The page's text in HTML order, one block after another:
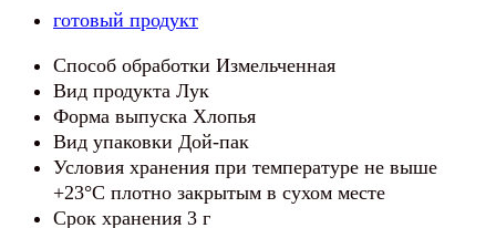
готовый продукт
Способ обработки Измельченная
Вид продукта Лук
Форма выпуска Хлопья
Вид упаковки Дой-пак
Условия хранения при температуре не выше
+23°C плотно закрытым в сухом месте
Срок хранения 3 г